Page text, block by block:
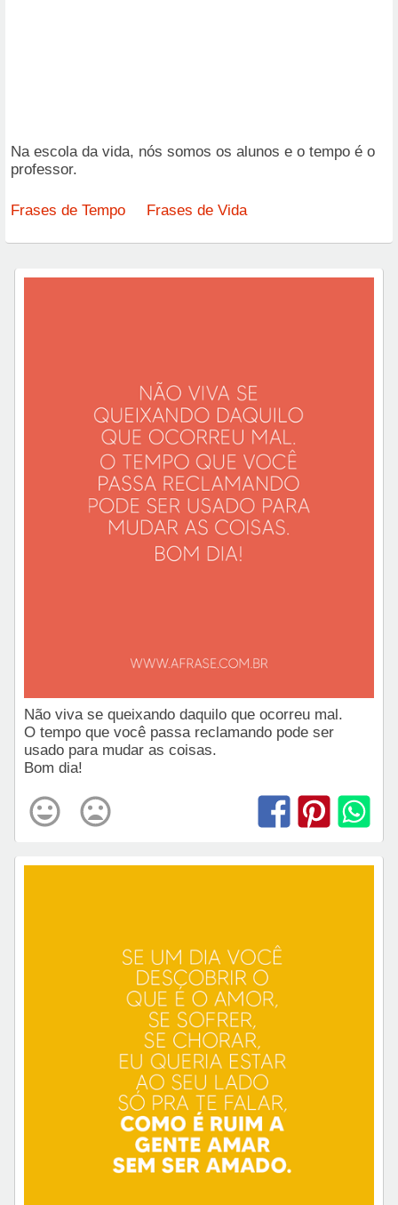
Na escola da vida, nós somos os alunos e o tempo é o
professor.
Frases de Tempo Frases de Vida
Não viva se queixando daquilo que ocorreu mal.
O tempo que você passa reclamando pode ser
usado para mudar as coisas.
Bom dia!